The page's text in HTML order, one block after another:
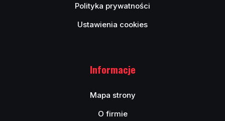
Polityka prywatności
Ustawienia cookies
Informacje
Mapa strony
O firmie